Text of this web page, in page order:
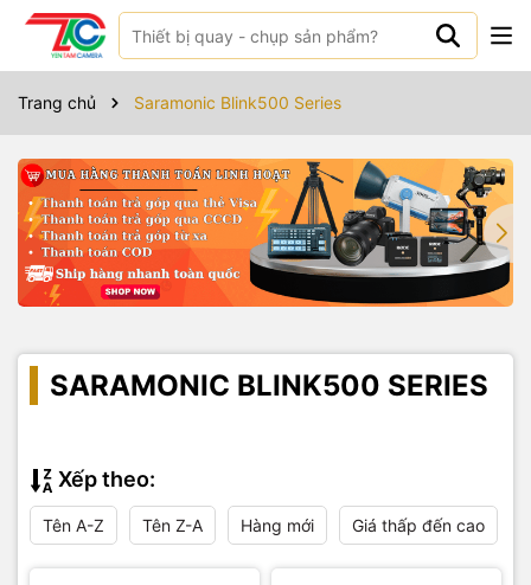
Trang chủ Saramonic Blink500 Series
SARAMONIC BLINK500 SERIES
Xếp theo:
Tên A-Z Tên Z-A Hàng mới Giá thấp đến cao